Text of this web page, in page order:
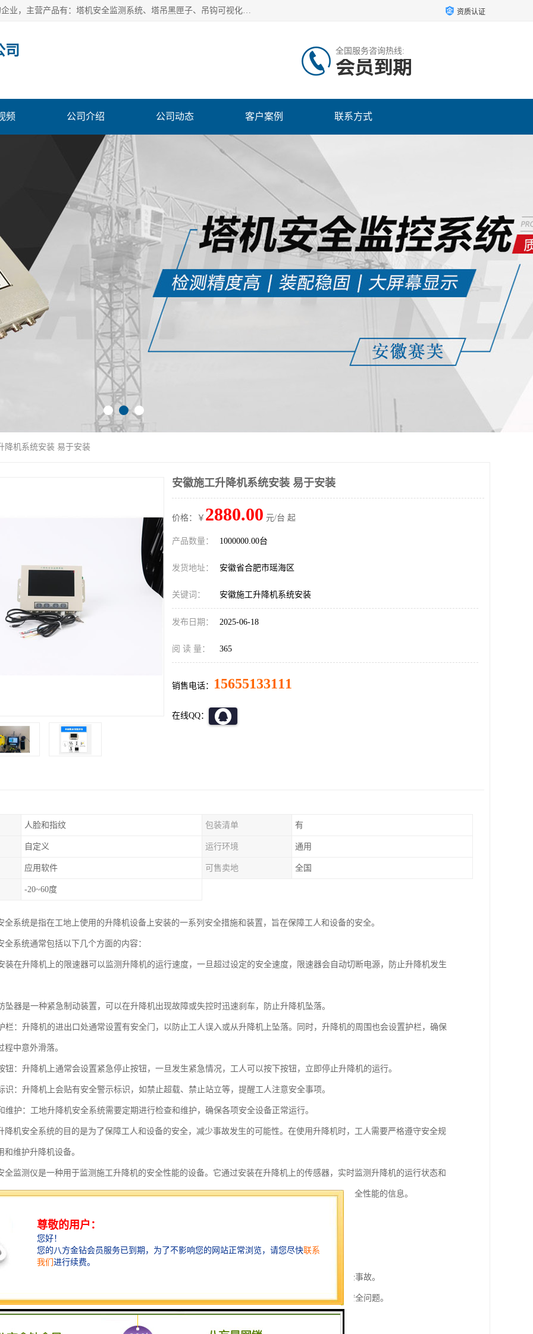
安徽赛芙智能科技有限公司是一家主营智慧化工地解决方案的企业，主营产品有：塔机安全监测系统、塔吊黑匣子、吊钩可视化、吊钩可视化系统、塔机安全监控系统、塔机黑匣子等。创建至今始终关注用户需求，为用户提供有的产品和服务。 资质认证
司 全国服务咨询热线:
会员到期
频 公司介绍 公司动态 客户案例 联系方式
降机系统安装 易于安装
安徽施工升降机系统安装 易于安装
价格：￥ 2880.00 元/台 起
产品数量： 1000000.00台
发货地址： 安徽省合肥市瑶海区
关键词： 安徽施工升降机系统安装
发布日期： 2025-06-18
阅 读 量： 365
销售电话： 15655133111
在线QQ：
人脸和指纹 包装清单 有
自定义 运行环境 通用
应用软件 可售卖地 全国
-20~60度
全系统是指在工地上使用的升降机设备上安装的一系列安全措施和装置，旨在保障工人和设备的安全。
全系统通常包括以下几个方面的内容：
装在升降机上的限速器可以监测升降机的运行速度，一旦超过设定的安全速度，限速器会自动切断电源，防止升降机发生
坠器是一种紧急制动装置，可以在升降机出现故障或失控时迅速刹车，防止升降机坠落。
栏：升降机的进出口处通常设置有安全门，以防止工人误入或从升降机上坠落。同时，升降机的周围也会设置护栏，确保
程中意外滑落。
钮：升降机上通常会设置紧急停止按钮，一旦发生紧急情况，工人可以按下按钮，立即停止升降机的运行。
识：升降机上会贴有安全警示标识，如禁止超载、禁止站立等，提醒工人注意安全事项。
维护：工地升降机安全系统需要定期进行检查和维护，确保各项安全设备正常运行。
降机安全系统的目的是为了保障工人和设备的安全，减少事故发生的可能性。在使用升降机时，工人需要严格遵守安全规
和维护升降机设备。
全监测仪是一种用于监测施工升降机的安全性能的设备。它通过安装在升降机上的传感器，实时监测升降机的运行状态和
升降速度、载重情况、倾斜度、温度等，并通过数据采集和分析，提供给相关人员有关升降机安全性能的信息。
的运行状态：包括升降速度、方向、位置等，确保升降机的正常运行。
的载重情况：通过传感器实时监测升降机的载重情况，确保不超载运行，避免发生意外事故。
的倾斜度：通过倾斜传感器监测升降机的倾斜度，确保升降机的平稳运行，避免倾斜导致的安全事故。
的温度：通过温度传感器监测升降机的温度，及时发现异常情况，避免因温度过高引发火灾等安全问题。